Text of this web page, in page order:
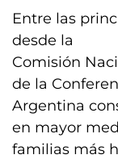
Entre las
desde la
Comisión
de la
Argentina
en mayor
familias más